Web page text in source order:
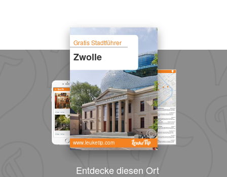
Gratis Stadtführer
Zwolle
www.leuketip.com
Entdecke diesen Ort